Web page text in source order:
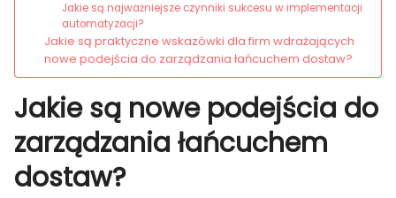
Jakie są najważniejsze czynniki sukcesu w implementacji
automatyzacji?
Jakie są praktyczne wskazówki dla firm wdrażających
nowe podejścia do zarządzania łańcuchem dostaw?
Jakie są nowe podejścia do
zarządzania łańcuchem
dostaw?